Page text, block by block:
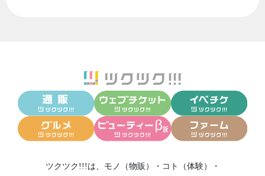
ツクツク!!!は、 モノ（物販） ・ コト（体験）
・